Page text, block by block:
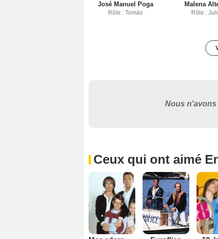
José Manuel Poga
Rôle : Tomás
Malena
Rôle :
Nous n'avons
Ceux qui ont aimé